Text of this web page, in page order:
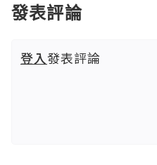
發表評論
登入發表評論